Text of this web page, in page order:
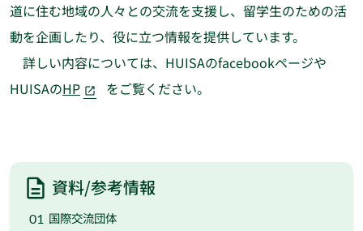
道に住む地域の人々との交流を支援し、留学生のための活
動を企画したり、役に立つ情報を提供しています。
詳しい内容については、HUISAのfacebookページや
HUISAのHP をご覧ください。
資料/参考情報
国際交流団体